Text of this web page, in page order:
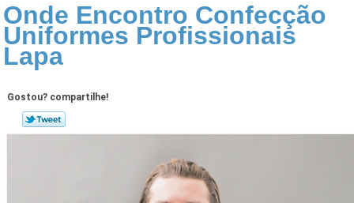
Onde Encontro Confecção
Uniformes Profissionais
Lapa
Gostou? compartilhe!